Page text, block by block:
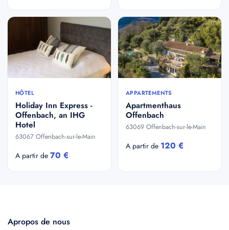
HÔTEL
Holiday Inn Express -
Offenbach, an IHG
Hotel
63067 Offenbach-sur-le-Main
A partir de 70 €
APPARTEMENTS
Apartmenthaus
Offenbach
63069 Offenbach-sur-le-Main
A partir de 120 €
Apropos de nous